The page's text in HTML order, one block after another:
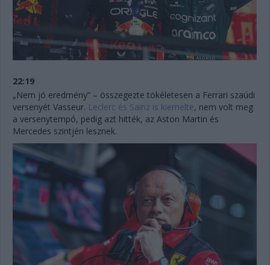
22:19
„Nem jó eredmény” – összegezte tökéletesen a Ferrari szaúdi
versenyét Vasseur. Leclerc és Sainz is kiemelte, nem volt meg
a versenytempó, pedig azt hitték, az Aston Martin és
Mercedes szintjén lesznek.